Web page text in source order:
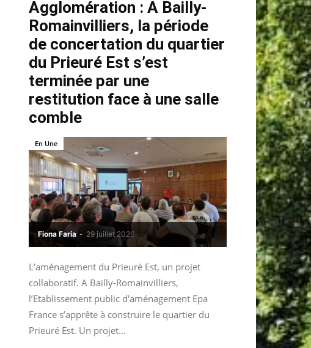
Agglomération : A Bailly-
Romainvilliers, la période
de concertation du quartier
du Prieuré Est s’est
terminée par une
restitution face à une salle
comble
Fiona Faria - 29 juillet 2026
En Une
L’aménagement du Prieuré Est, un projet
collaboratif. A Bailly-Romainvilliers,
l’Etablissement public d'aménagement Epa
France s’apprête à construire le quartier du
Prieuré Est. Un projet...